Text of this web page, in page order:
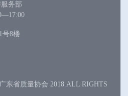
务部
号8楼
东省质量协会 2018.ALL RIGHTS